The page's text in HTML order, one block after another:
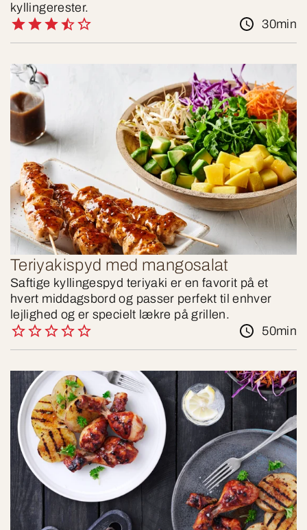
kyllingerester.
30min
Teriyakispyd med mangosalat
Saftige kyllingespyd teriyaki er en favorit på et
hvert middagsbord og passer perfekt til enhver
lejlighed og er specielt lækre på grillen.
50min